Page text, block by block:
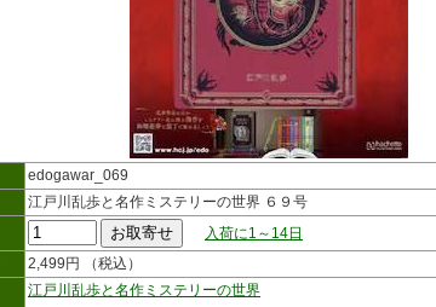
edogawar_069
江戸川乱歩と名作ミステリーの世界 ６９号
入荷に1～14日
2,499円 （税込）
江戸川乱歩と名作ミステリーの世界